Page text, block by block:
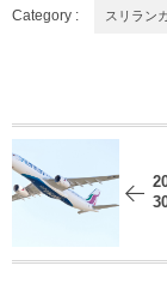
Category : スリラン